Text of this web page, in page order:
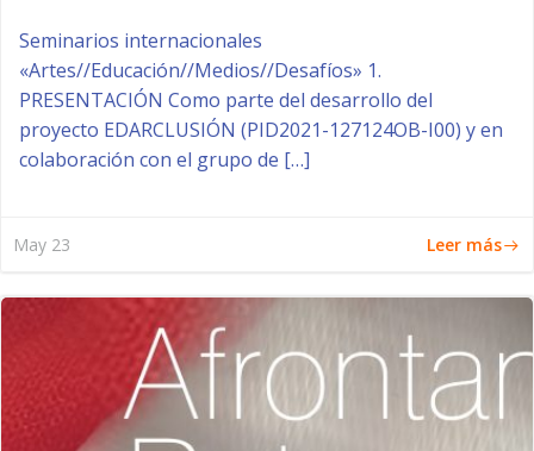
Seminarios internacionales
«Artes//Educación//Medios//Desafíos» 1.
PRESENTACIÓN Como parte del desarrollo del
proyecto EDARCLUSIÓN (PID2021-127124OB-I00) y en
colaboración con el grupo de […]
May 23 Leer más